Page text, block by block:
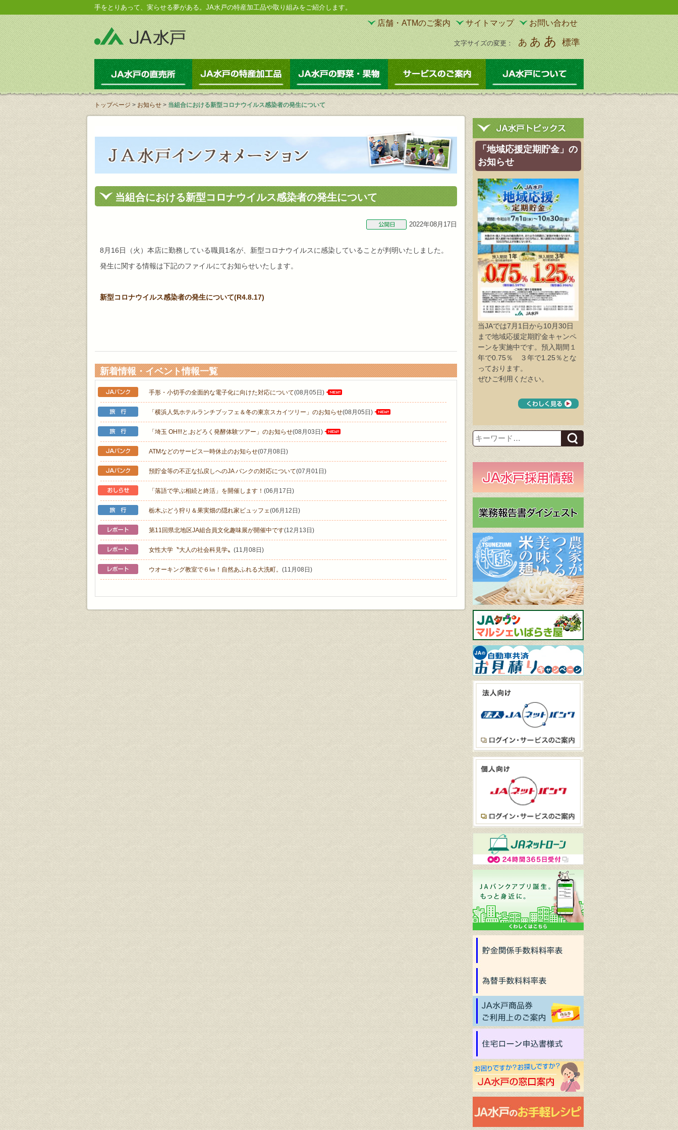
手をとりあって、実らせる夢がある。JA水戸の特産加工品や取り組みをご紹介します。
お問い合わせ
サイトマップ
店舗・ATMのご案内
あ あ あ 標準
文字サイズの変更：
JA水戸の直売所 JA水戸の特産加工品 JA水戸の野菜・果物 サービスのご案内 JA水戸について
トップページ > お知らせ > 当組合における新型コロナウイルス感染者の発生について
当組合における新型コロナウイルス感染者の発生について
2022年08月17日
8月16日（火）本店に勤務している職員1名が、新型コロナウイルスに感染していることが判明いたしました。
発生に関する情報は下記のファイルにてお知らせいたします。
新型コロナウイルス感染者の発生について(R4.8.17)
新着情報・イベント情報一覧
手形・小切手の全面的な電子化に向けた対応について(08月05日)
「横浜人気ホテルランチブッフェ＆冬の東京スカイツリー」のお知らせ(08月05日)
「埼玉 OH!!!と,おどろく発酵体験ツアー」のお知らせ(08月03日)
ATMなどのサービス一時休止のお知らせ(07月08日)
預貯金等の不正な払戻しへのJA バンクの対応について(07月01日)
「落語で学ぶ相続と終活」を開催します！ (06月17日)
栃木ぶどう狩り＆果実畑の隠れ家ビュッフェ(06月12日)
第11回県北地区JA組合員文化趣味展が開催中です(12月13日)
女性大学〝大人の社会科見学〟 (11月08日)
ウオーキング教室で６㎞！自然あふれる大洗町。 (11月08日)
「地域応援定期貯金」の
お知らせ
当JAでは7月1日から10月30日
まで地域応援定期貯金キャンペ
ーンを実施中です。預入期間１
年で0.75％ ３年で1.25％とな
っております。
ぜひご利用ください。
Search